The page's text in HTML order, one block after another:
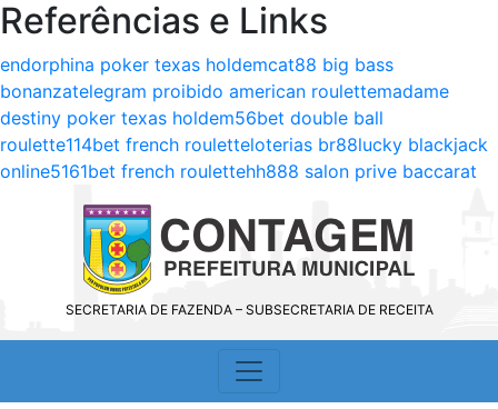
Referências e Links
endorphina poker texas holdemcat88 big bass
bonanzatelegram proibido american roulettemadame
destiny poker texas holdem56bet double ball
roulette114bet french rouletteloterias br88lucky blackjack
online5161bet french roulettehh888 salon prive baccarat
SECRETARIA DE FAZENDA – SUBSECRETARIA DE RECEITA